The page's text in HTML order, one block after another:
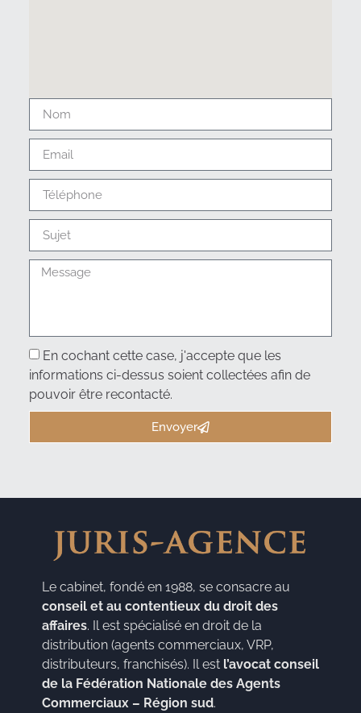
En cochant cette case, j'accepte que les
informations ci-dessus soient collectées afin de
pouvoir être recontacté.
Envoyer
Le cabinet, fondé en 1988, se consacre au
conseil et au contentieux du droit des
affaires. Il est spécialisé en droit de la
distribution (agents commerciaux, VRP,
distributeurs, franchisés). Il est l’avocat conseil
de la Fédération Nationale des Agents
Commerciaux – Région sud.